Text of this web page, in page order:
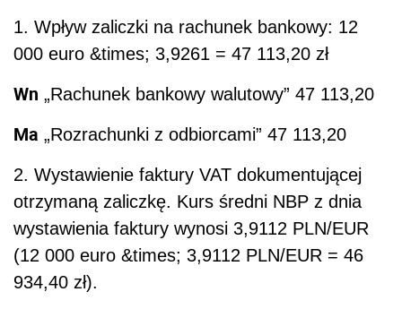
1. Wpływ zaliczki na rachunek bankowy: 12
000 euro &times; 3,9261 = 47 113,20 zł
Wn „Rachunek bankowy walutowy” 47 113,20
Ma „Rozrachunki z odbiorcami” 47 113,20
2. Wystawienie faktury VAT dokumentującej
otrzymaną zaliczkę. Kurs średni NBP z dnia
wystawienia faktury wynosi 3,9112 PLN/EUR
(12 000 euro &times; 3,9112 PLN/EUR = 46
934,40 zł).